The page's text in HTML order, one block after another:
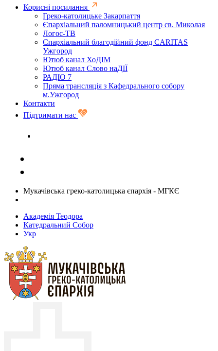
Корисні посилання
Греко-католицьке Закарпаття
Єпархіальний паломницький центр св. Миколая
Логос-ТВ
Єпархіальний благодійний фонд CARITAS
Ужгород
Ютюб канал ХоДІМ
Ютюб канал Слово наДІЇ
РАДІО 7
Пряма трансляція з Кафедрального собору
м.Ужгород
Контакти
Підтримати нас
Мукачівська греко-католицька єпархія - МГКЄ
Академія Теодора
Катедральний Собор
Укр